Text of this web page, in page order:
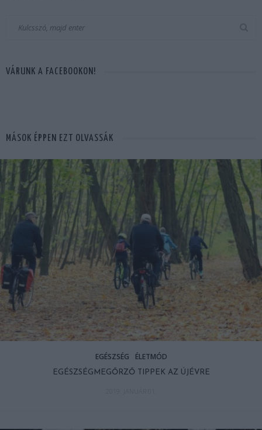
VÁRUNK A FACEBOOKON!
MÁSOK ÉPPEN EZT OLVASSÁK
EGÉSZSÉG ÉLETMÓD
EGÉSZSÉGMEGŐRZŐ TIPPEK AZ ÚJÉVRE